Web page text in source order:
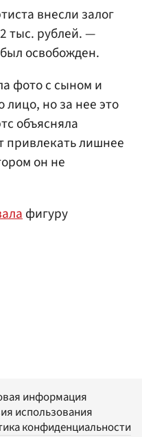
внесли залог
тыс. рублей. —
освобожден.
фото с сыном и
лицо, но за нее это
объясняла
привлекать лишнее
он не
фигуру
информация
использования
конфиденциальности